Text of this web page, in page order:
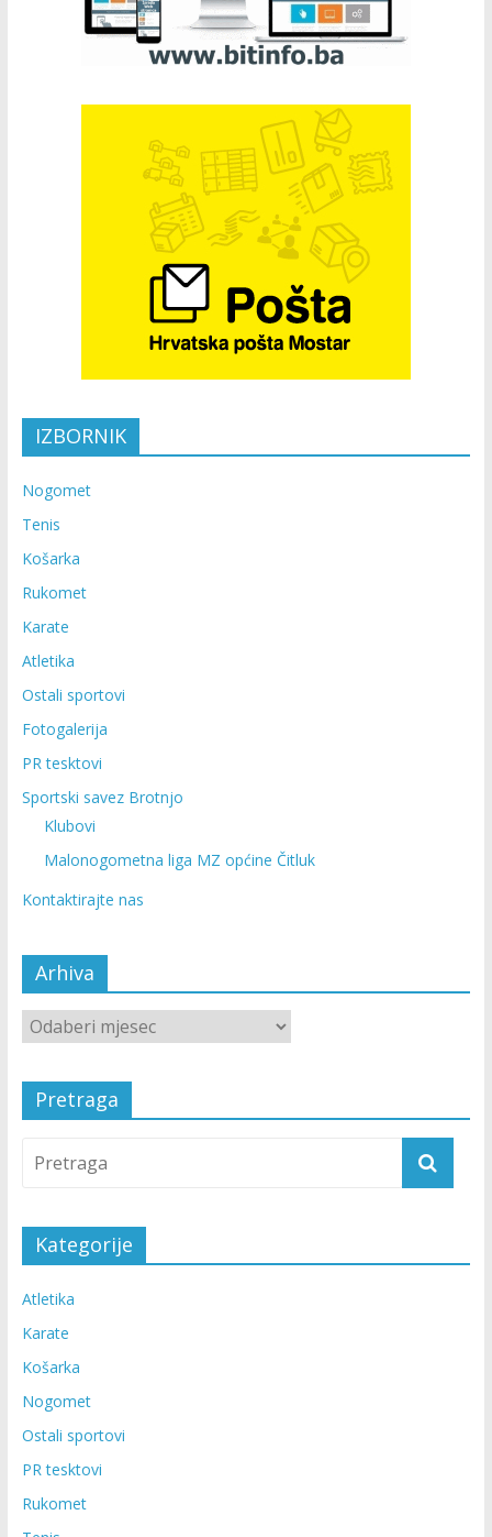
IZBORNIK
Nogomet
Tenis
Košarka
Rukomet
Karate
Atletika
Ostali sportovi
Fotogalerija
PR tesktovi
Sportski savez Brotnjo
Klubovi
Malonogometna liga MZ općine Čitluk
Kontaktirajte nas
Arhiva
Pretraga
Kategorije
Atletika
Karate
Košarka
Nogomet
Ostali sportovi
PR tesktovi
Rukomet